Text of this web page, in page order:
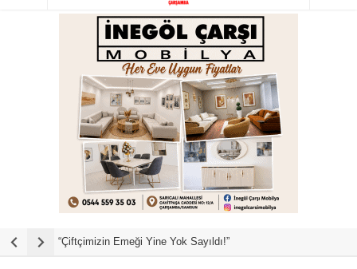
“Çiftçimizin Emeği Yine Yok Sayıldı!”